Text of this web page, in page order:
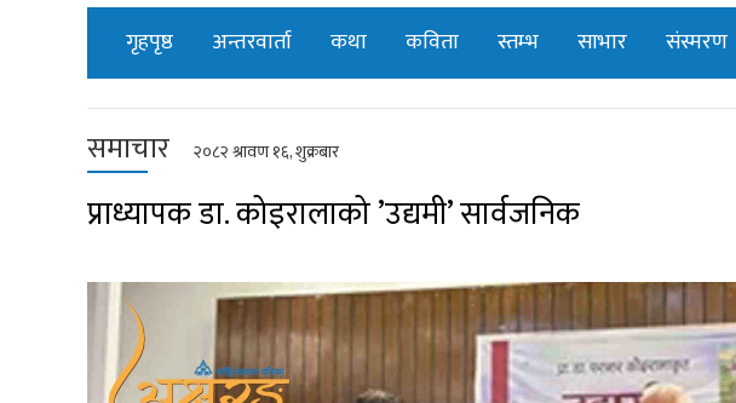
गृहपृष्ठ अन्तरवार्ता कथा कविता स्तम्भ साभार संस्मरण
समाचार २०८२ श्रावण १६, शुक्रबार
प्राध्यापक डा. कोइरालाको ’उद्यमी’ सार्वजनिक